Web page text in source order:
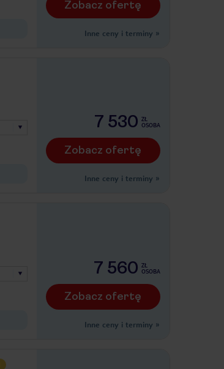
Zobacz ofertę
Inne ceny i terminy »
7 530 ZŁ
OSOBA
Zobacz ofertę
Inne ceny i terminy »
7 560 ZŁ
OSOBA
Zobacz ofertę
Inne ceny i terminy »